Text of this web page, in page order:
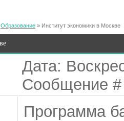
Образование » Институт экономики в Москве
Дата:
Сообщение
Программа